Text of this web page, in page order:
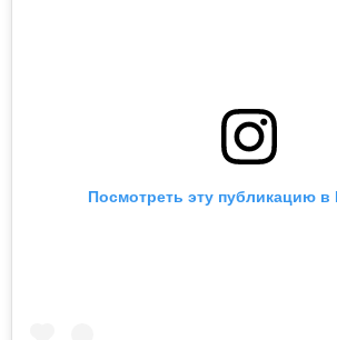
Посмотреть эту публикацию в